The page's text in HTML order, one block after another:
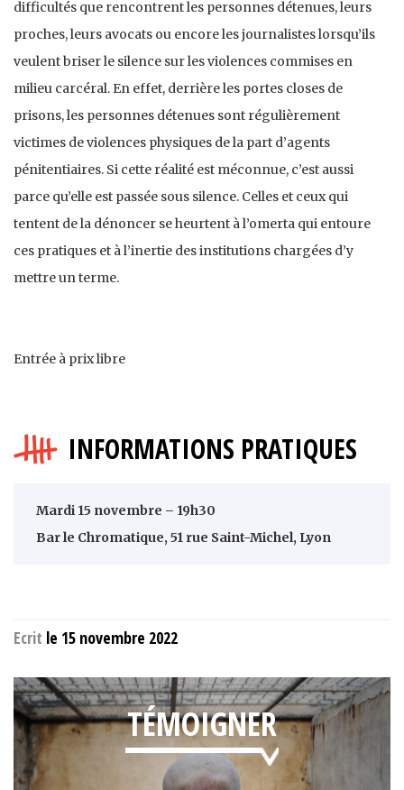
difficultés que rencontrent les personnes détenues, leurs
proches, leurs avocats ou encore les journalistes lorsqu’ils
veulent briser le silence sur les violences commises en
milieu carcéral. En effet, derrière les portes closes de
prisons, les personnes détenues sont régulièrement
victimes de violences physiques de la part d’agents
pénitentiaires. Si cette réalité est méconnue, c’est aussi
parce qu’elle est passée sous silence. Celles et ceux qui
tentent de la dénoncer se heurtent à l’omerta qui entoure
ces pratiques et à l’inertie des institutions chargées d’y
mettre un terme.
Entrée à prix libre
INFORMATIONS PRATIQUES
Mardi 15 novembre – 19h30
Bar le Chromatique, 51 rue Saint-Michel, Lyon
Ecrit le 15 novembre 2022
TÉMOIGNER